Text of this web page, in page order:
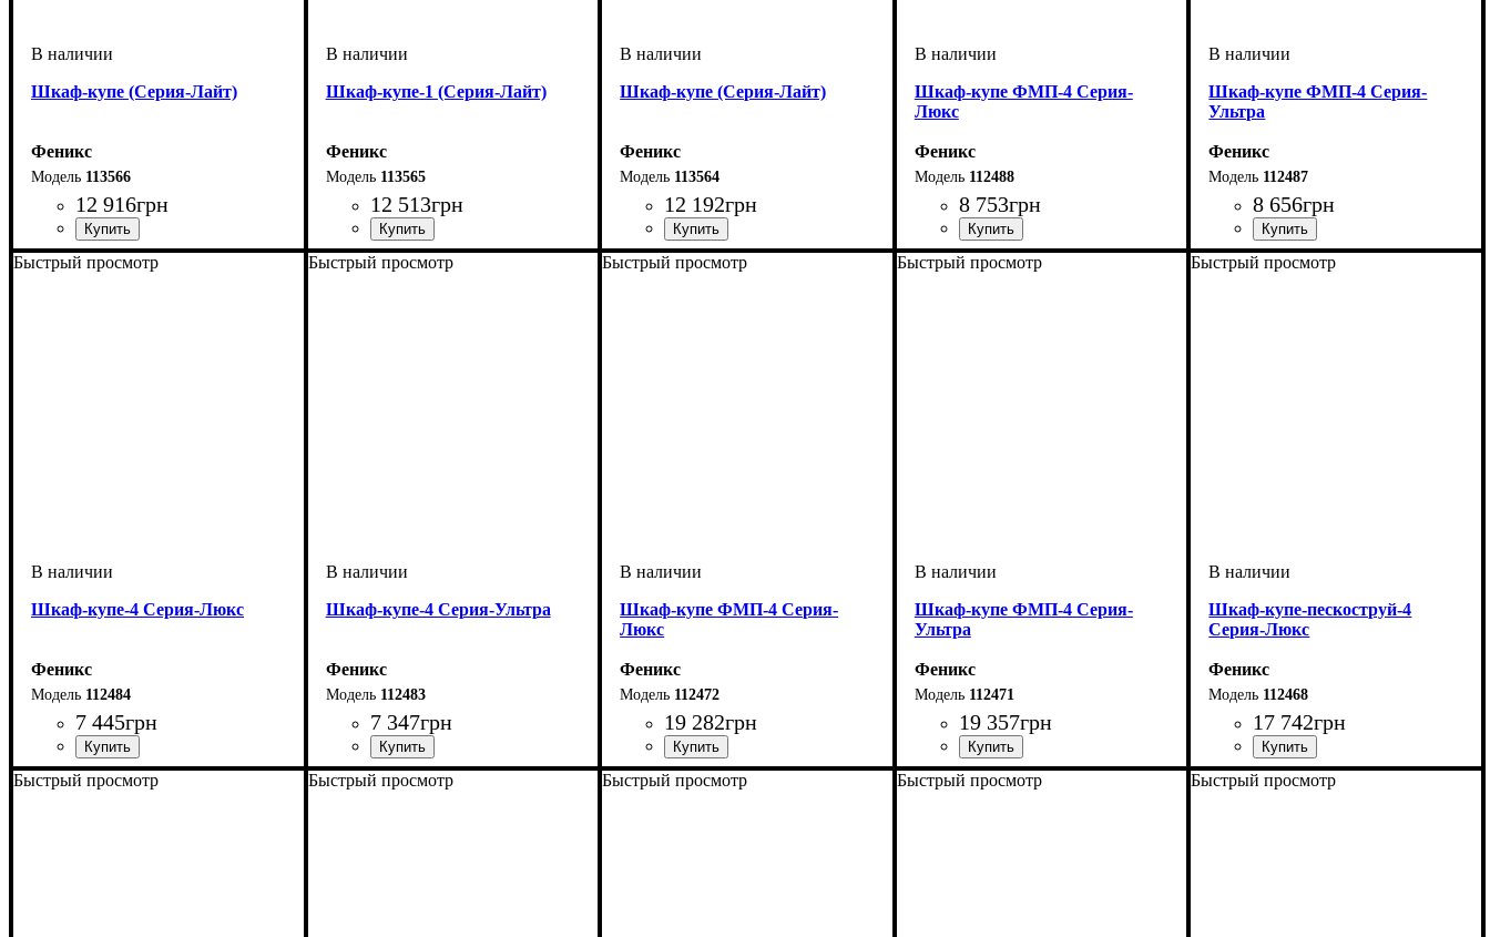
Шкаф-купе (Серия-Лайт)
Феникс
113566
12 916грн
Шкаф-купе-1 (Серия-Лайт)
Феникс
113565
12 513грн
Шкаф-купе (Серия-Лайт)
Феникс
113564
12 192грн
Шкаф-купе ФМП-4 Серия-
Люкс
Феникс
112488
8 753грн
Шкаф-купе ФМП-4 Серия-
Ультра
Феникс
112487
8 656грн
Быстрый просмотр
Шкаф-купе-4 Cерия-Люкс
Феникс
112484
7 445грн
Быстрый просмотр
Шкаф-купе-4 Cерия-Ультра
Феникс
112483
7 347грн
Быстрый просмотр
Шкаф-купе ФМП-4 Серия-
Люкс
Феникс
112472
19 282грн
Быстрый просмотр
Шкаф-купе ФМП-4 Серия-
Ультра
Феникс
112471
19 357грн
Быстрый просмотр
Шкаф-купе-пескоструй-4
Серия-Люкс
Феникс
112468
17 742грн
Быстрый просмотр Быстрый просмотр Быстрый просмотр Быстрый просмотр Быстрый просмотр